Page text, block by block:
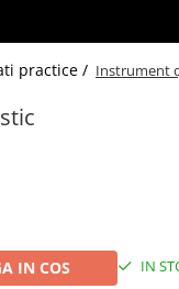
practice / Instrument
IN COS IN